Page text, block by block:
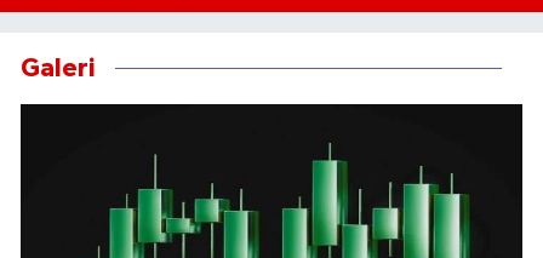
Galeri